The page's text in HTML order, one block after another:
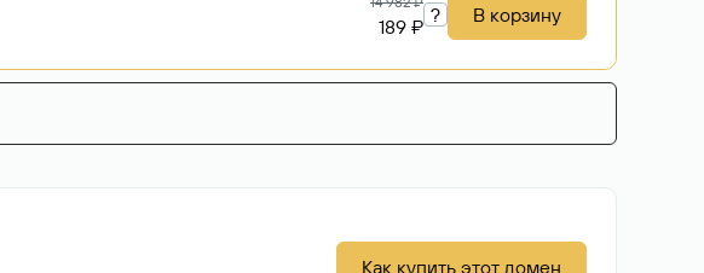
189 ₽ ? В корзину
Как купить этот домен